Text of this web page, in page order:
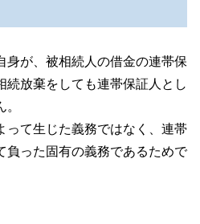
身が、被相続人の借金の連帯保
続放棄をしても連帯保証人とし
って生じた義務ではなく、連帯
負った固有の義務であるためで